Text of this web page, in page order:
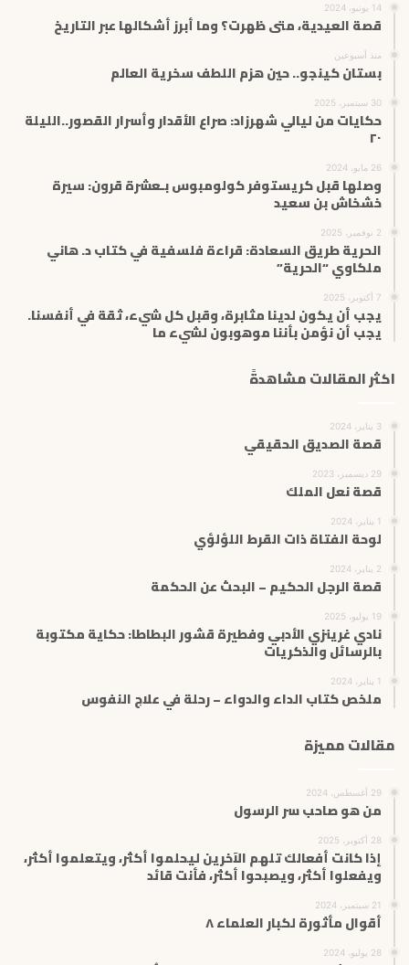
14 يونيو، 2024
قصة العيدية، متى ظهرت؟ وما أبرز أشكالها عبر التاريخ
منذ أسبوعين
بستان كينجو.. حين هزم اللطف سخرية العالم
30 سبتمبر، 2025
حكايات من ليالي شهرزاد: صراع الأقدار وأسرار القصور..الليلة
٢٠
26 مايو، 2024
وصلها قبل كريستوفر كولومبوس بـعشرة قرون: سيرة
خشخاش بن سعيد
2 نوفمبر، 2025
الحرية طريق السعادة: قراءة فلسفية في كتاب د. هاني
ملكاوي “الحرية”
7 أكتوبر، 2025
يجب أن يكون لدينا مثابرة، وقبل كل شيء، ثقة في أنفسنا.
يجب أن نؤمن بأننا موهوبون لشيء ما
اكثر المقالات مشاهدةً
3 يناير، 2024
قصة الصديق الحقيقي
29 ديسمبر، 2023
قصة نعل الملك
1 يناير، 2024
لوحة الفتاة ذات القرط اللؤلؤي
2 يناير، 2024
قصة الرجل الحكيم – البحث عن الحكمة
19 يوليو، 2025
نادي غرينزي الأدبي وفطيرة قشور البطاطا: حكاية مكتوبة
بالرسائل والذكريات
1 يناير، 2024
ملخص كتاب الداء والدواء – رحلة في علاج النفوس
مقالات مميزة
29 أغسطس، 2024
من هو صاحب سر الرسول
28 أكتوبر، 2025
إذا كانت أفعالك تلهم الآخرين ليحلموا أكثر، ويتعلموا أكثر،
ويفعلوا أكثر، ويصبحوا أكثر، فأنت قائد
21 سبتمبر، 2024
أقوال مأثورة لكبار العلماء ٨
28 يوليو، 2024